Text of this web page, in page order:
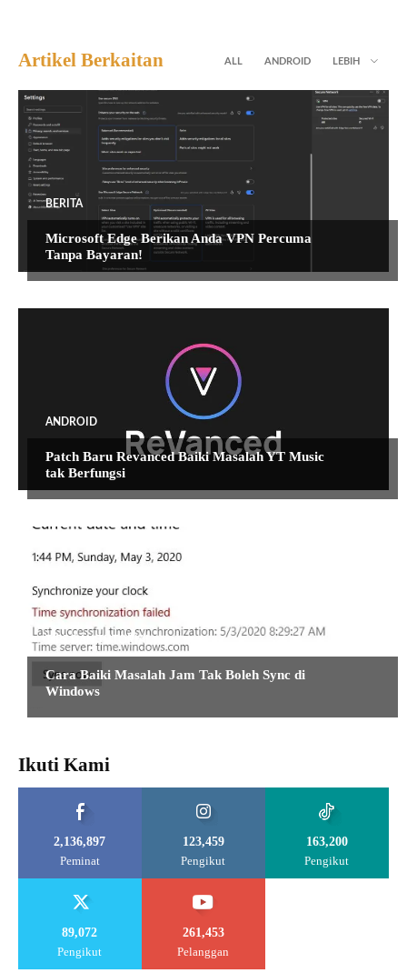
Artikel Berkaitan ALL ANDROID LEBIH
BERITA
Microsoft Edge Berikan Anda VPN Percuma
Tanpa Bayaran!
ANDROID
Patch Baru Revanced Baiki Masalah YT Music
tak Berfungsi
TIPS DAN TUTORIAL
Cara Baiki Masalah Jam Tak Boleh Sync di
Windows
Ikuti Kami
2,136,897
Peminat
123,459
Pengikut
163,200
Pengikut
89,072
Pengikut
261,453
Pelanggan